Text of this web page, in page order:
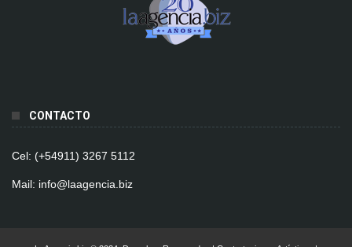
CONTACTO
Cel: (+54911) 3267 5112
Mail: info@laagencia.biz